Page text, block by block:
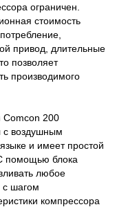
ограничен.
стоимость
привод, длительные
позволяет
производимого
200
с воздушным
и имеет простой
помощью блока
любое
с шагом
компрессора